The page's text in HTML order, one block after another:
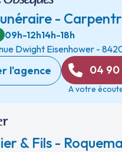
-
09h-12h14h-18h
Dwight Eisenhower -
l'agence 04 90
A votre
& Fils -